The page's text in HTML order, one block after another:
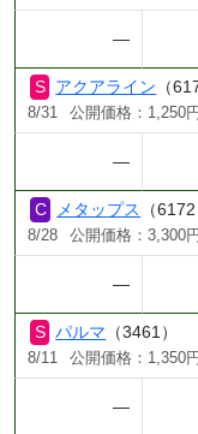
―
アクアライン （
8/31 公開価格：1,250
―
メタップス （6172
8/28 公開価格：3,300
―
パルマ （3461）
8/11 公開価格：1,350
―